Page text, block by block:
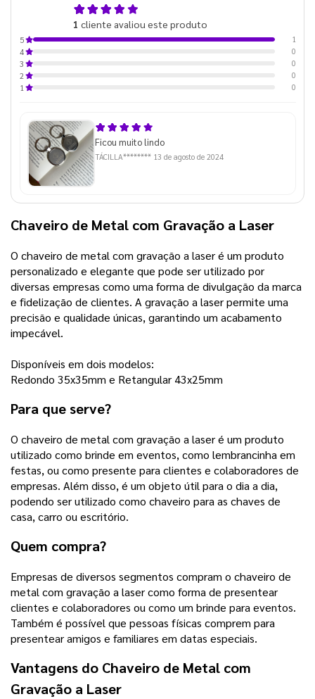
1 cliente avaliou este produto
5
1
4
0
3
0
2
0
1
0
Ficou muito lindo
TÁCILLA******** 13 de agosto de 2024
Chaveiro de Metal com Gravação a Laser
O chaveiro de metal com gravação a laser é um produto
personalizado e elegante que pode ser utilizado por
diversas empresas como uma forma de divulgação da marca
e fidelização de clientes. A gravação a laser permite uma
precisão e qualidade únicas, garantindo um acabamento
impecável.
Disponíveis em dois modelos:
Redondo 35x35mm e Retangular 43x25mm
Para que serve?
O chaveiro de metal com gravação a laser é um produto
utilizado como brinde em eventos, como lembrancinha em
festas, ou como presente para clientes e colaboradores de
empresas. Além disso, é um objeto útil para o dia a dia,
podendo ser utilizado como chaveiro para as chaves de
casa, carro ou escritório.
Quem compra?
Empresas de diversos segmentos compram o chaveiro de
metal com gravação a laser como forma de presentear
clientes e colaboradores ou como um brinde para eventos.
Também é possível que pessoas físicas comprem para
presentear amigos e familiares em datas especiais.
Vantagens do Chaveiro de Metal com
Gravação a Laser